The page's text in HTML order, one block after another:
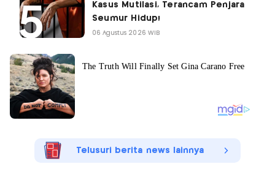
Kasus Mutilasi, Terancam Penjara
Seumur Hidup!
06 Agustus 2026 WIB
Telusuri berita news lainnya